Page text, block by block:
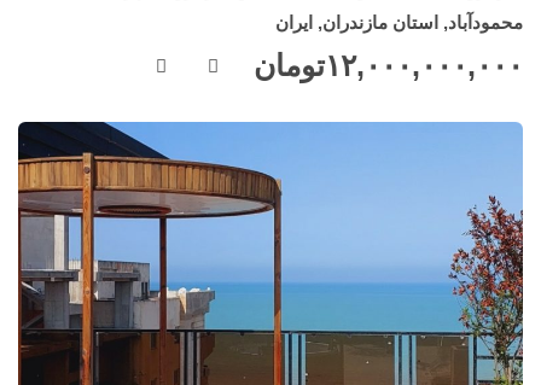
محمودآباد, استان مازندران, ایران
۱۲,۰۰۰,۰۰۰,۰۰۰تومان